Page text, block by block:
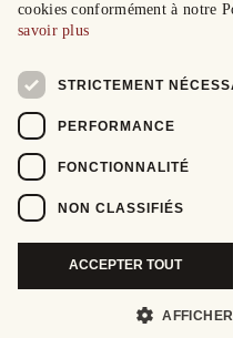
cookies conformément à notre
savoir plus
STRICTEMENT
PERFORMANCE
FONCTIONNALITÉ
NON CLASSIFIÉS
ACCEPTER TOUT